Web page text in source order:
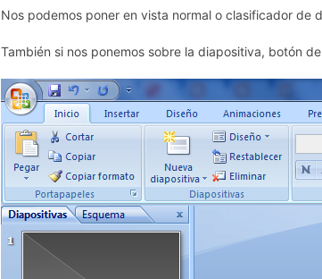
Nos podemos poner en vista normal o clasificador
También si nos ponemos sobre la diapositiva, botón